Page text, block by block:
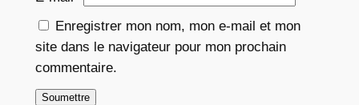
Enregistrer mon nom, mon e-mail et mon
site dans le navigateur pour mon prochain
commentaire.